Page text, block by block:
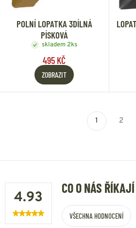
POLNÍ LOPATKA 3DÍLNÁ
PÍSKOVÁ
skladem 2ks
495 KČ
ZOBRAZIT
1 2
4.93
CO O NÁS
VŠECHNA HODNOCENÍ